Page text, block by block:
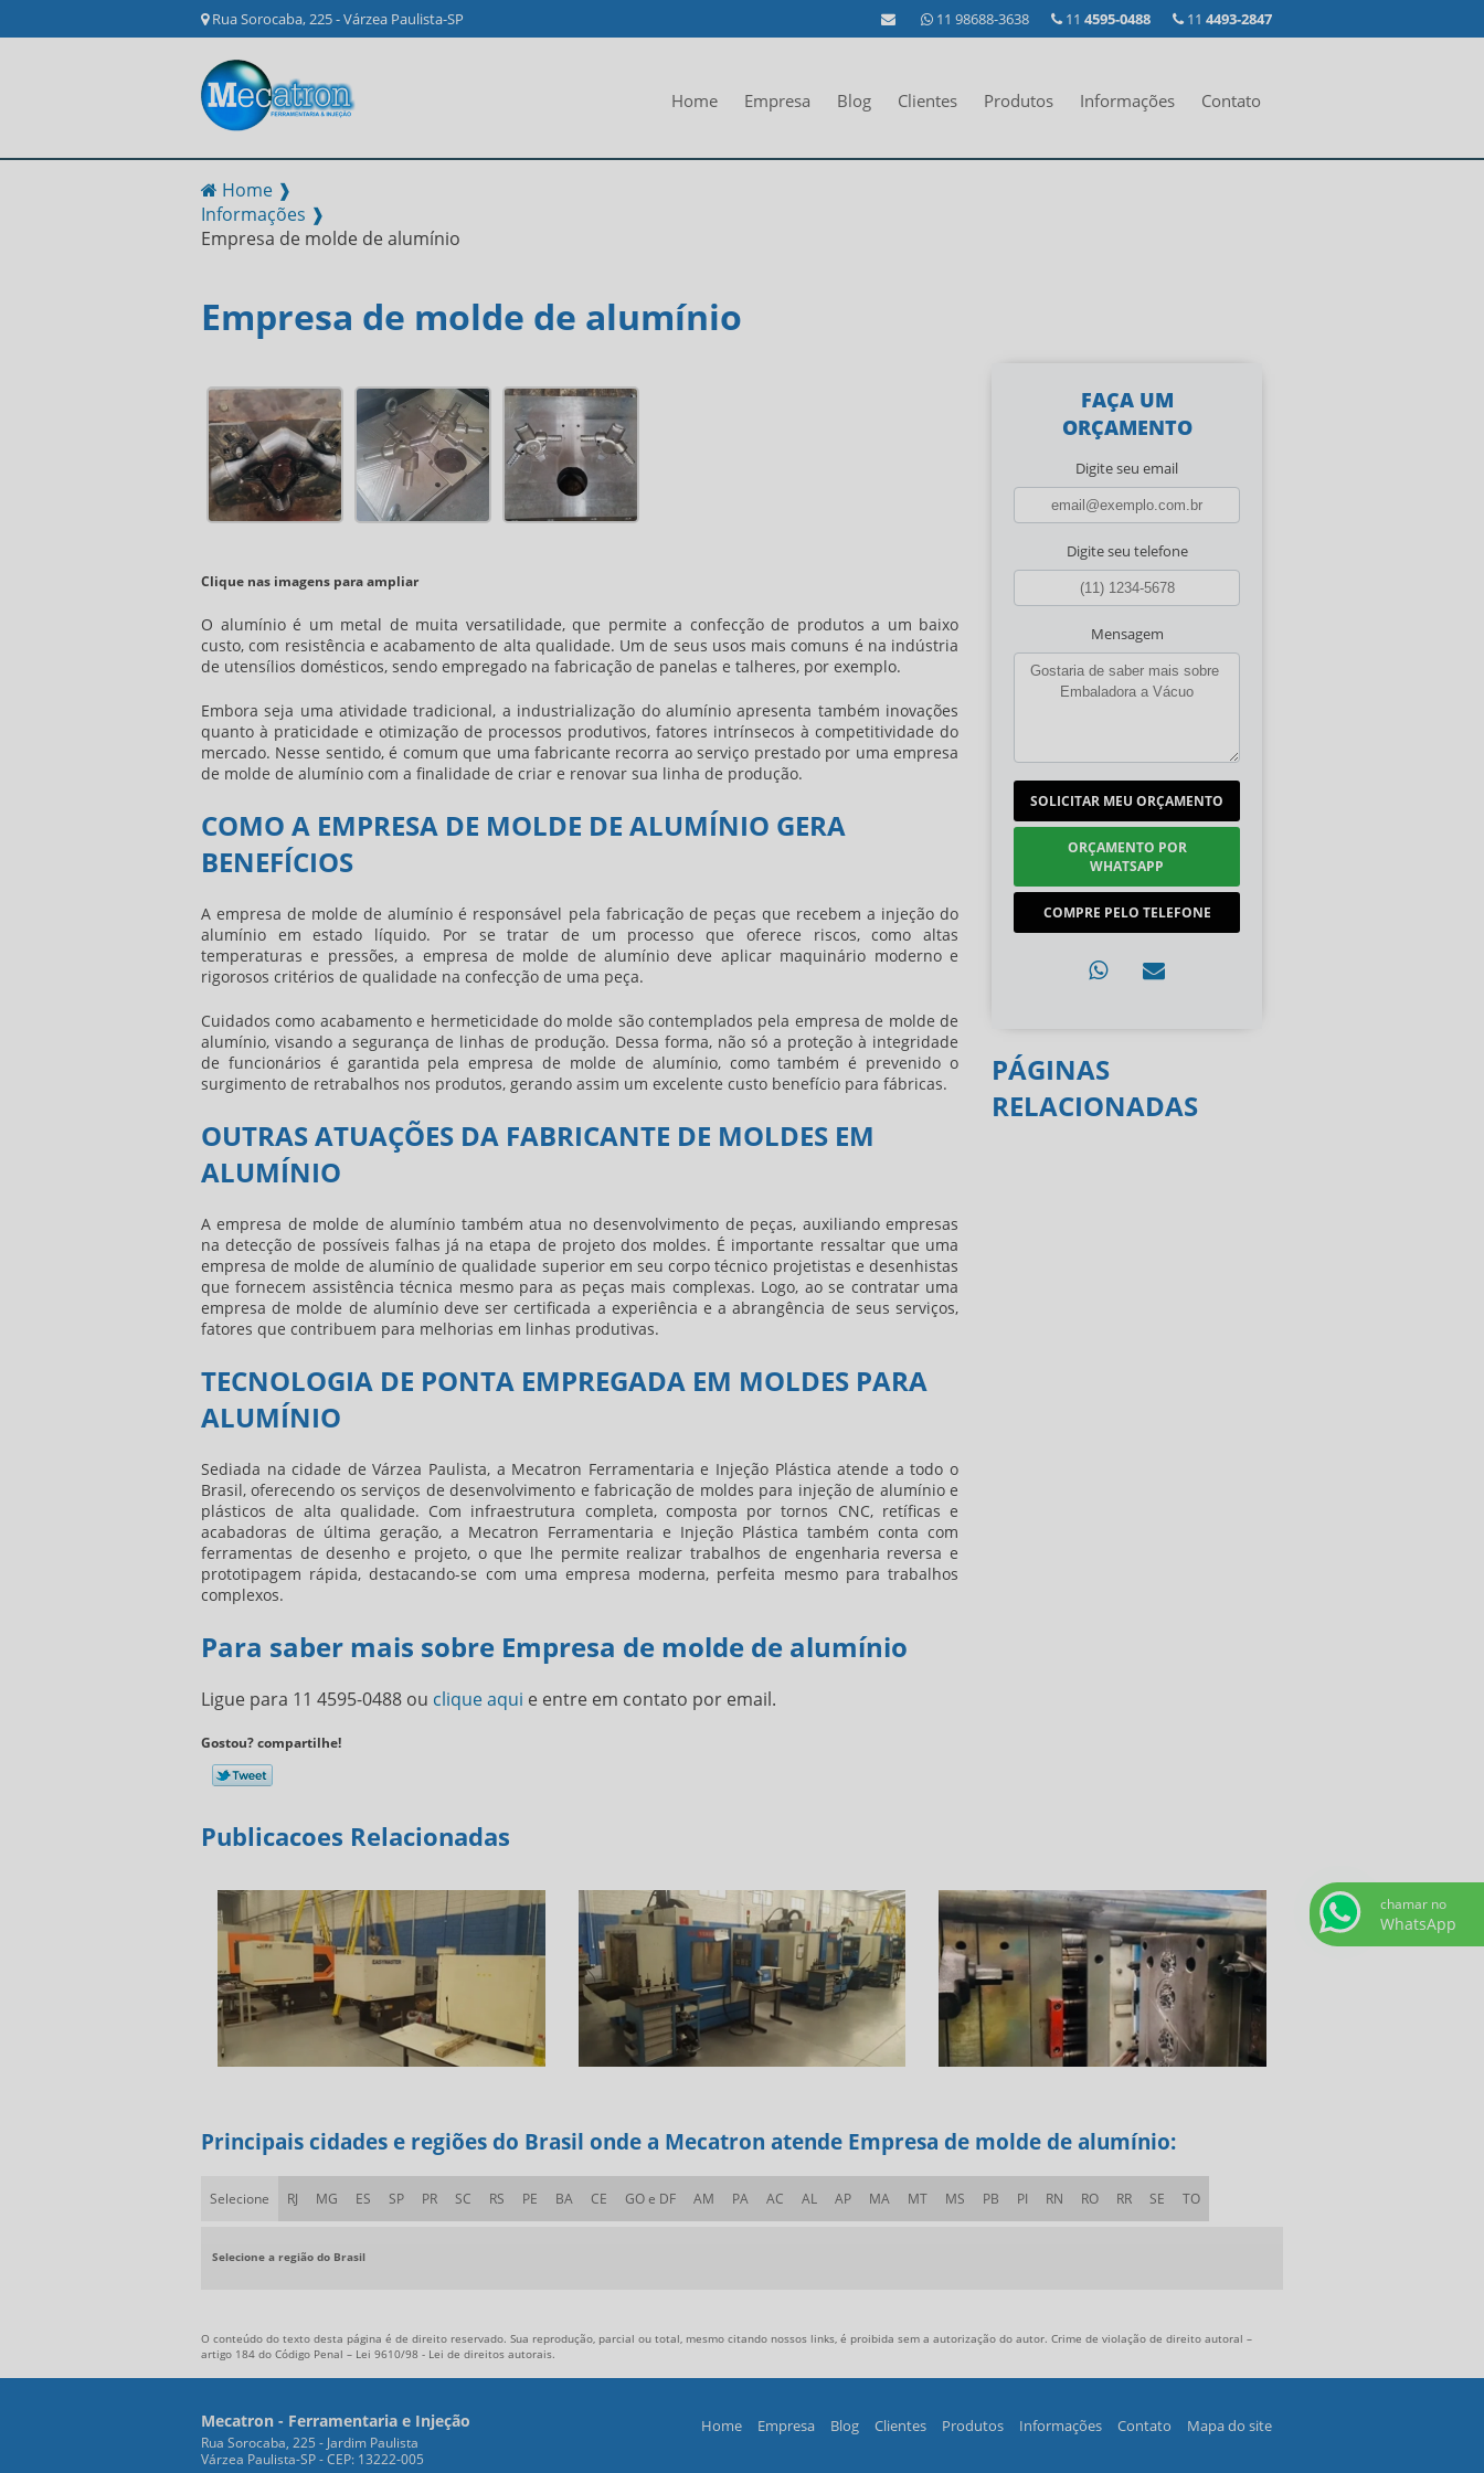
Rua Sorocaba, 225 - Várzea Paulista-SP 11 4493-2847
11 4595-0488
11 98688-3638
Home Empresa Blog Clientes Produtos Informações Contato
Home ❱
Informações ❱
Empresa de molde de alumínio
Empresa de molde de alumínio
Clique nas imagens para ampliar
O alumínio é um metal de muita versatilidade, que permite a confecção de produtos a um baixo
custo, com resistência e acabamento de alta qualidade. Um de seus usos mais comuns é na indústria
de utensílios domésticos, sendo empregado na fabricação de panelas e talheres, por exemplo.
Embora seja uma atividade tradicional, a industrialização do alumínio apresenta também inovações
quanto à praticidade e otimização de processos produtivos, fatores intrínsecos à competitividade do
mercado. Nesse sentido, é comum que uma fabricante recorra ao serviço prestado por uma empresa
de molde de alumínio com a finalidade de criar e renovar sua linha de produção.
COMO A EMPRESA DE MOLDE DE ALUMÍNIO GERA
BENEFÍCIOS
Aempresa de molde de alumínio é responsável pela fabricação de peças que recebem a injeção do
alumínio em estado líquido. Por se tratar de um processo que oferece riscos, como altas
temperaturas e pressões, a empresa de molde de alumínio deve aplicar maquinário moderno e
rigorosos critérios de qualidade na confecção de uma peça.
Cuidados como acabamento e hermeticidade do molde são contemplados pela empresa de molde de
alumínio, visando a segurança de linhas de produção. Dessa forma, não só a proteção à integridade
de funcionários é garantida pelaempresa de molde de alumínio, como também é prevenido o
surgimento de retrabalhos nos produtos, gerando assim um excelente custo benefício para fábricas.
OUTRAS ATUAÇÕES DA FABRICANTE DE MOLDES EM
ALUMÍNIO
Aempresa de molde de alumínio também atua no desenvolvimento de peças, auxiliando empresas
na detecção de possíveis falhas já na etapa de projeto dos moldes. É importante ressaltar que uma
empresa de molde de alumíniode qualidade superior em seu corpo técnico projetistas e desenhistas
que fornecem assistência técnica mesmo para as peças mais complexas. Logo, ao se contratar uma
empresa de molde de alumíniodeve ser certificada a experiência e a abrangência de seus serviços,
fatores que contribuem para melhorias em linhas produtivas.
TECNOLOGIA DE PONTA EMPREGADA EM MOLDES PARA
ALUMÍNIO
Sediada na cidade de Várzea Paulista, a Mecatron Ferramentaria e Injeção Plástica atende a todo o
Brasil, oferecendo os serviços de desenvolvimento e fabricação de moldes para injeção de alumínio e
plásticos de alta qualidade. Com infraestrutura completa, composta por tornos CNC, retíficas e
acabadoras de última geração, a Mecatron Ferramentaria e Injeção Plástica também conta com
ferramentas de desenho e projeto, o que lhe permite realizar trabalhos de engenharia reversa e
prototipagem rápida, destacando-se com uma empresa moderna, perfeita mesmo para trabalhos
complexos.
Para saber mais sobre Empresa de molde de alumínio
Ligue para 11 4595-0488 ou clique aqui e entre em contato por email.
Gostou? compartilhe!
FAÇA UM
ORÇAMENTO
Digite seu email
Digite seu telefone
Mensagem
SOLICITAR MEU ORÇAMENTO
ORÇAMENTO POR
WHATSAPP
COMPRE PELO TELEFONE
PÁGINAS
RELACIONADAS
Publicacoes Relacionadas
Principais cidades e regiões do Brasil onde a Mecatron atende Empresa de molde de alumínio:
Selecione RJ MG ES SP PR SC RS PE BA CE GO e DF AM PA AC AL AP MA MT MS PB PI RN RO RR SE TO
Selecione a região do Brasil
O conteúdo do texto desta página é de direito reservado. Sua reprodução, parcial ou total, mesmo citando nossos links, é proibida sem a autorização do autor. Crime de violação de direito autoral –
artigo 184 do Código Penal – Lei 9610/98 - Lei de direitos autorais.
Mecatron - Ferramentaria e Injeção
Rua Sorocaba, 225 - Jardim Paulista
Várzea Paulista-SP - CEP: 13222-005
Home Empresa Blog Clientes Produtos Informações Contato Mapa do site
chamar no
WhatsApp